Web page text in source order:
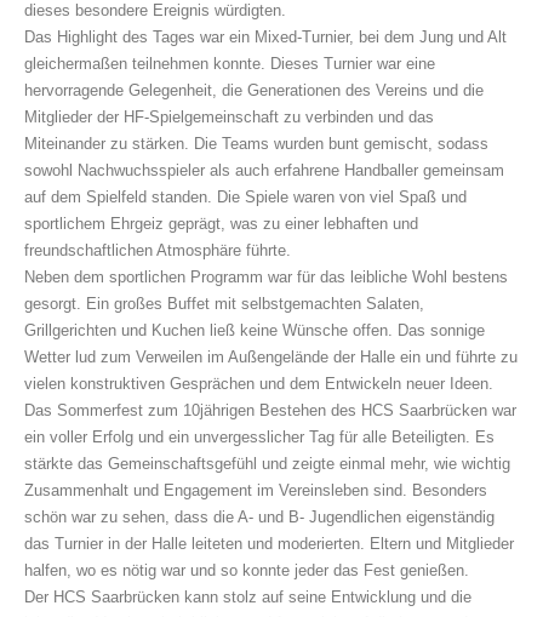
dieses besondere Ereignis würdigten.
Das Highlight des Tages war ein Mixed-Turnier, bei dem Jung und Alt
gleichermaßen teilnehmen konnte. Dieses Turnier war eine
hervorragende Gelegenheit, die Generationen des Vereins und die
Mitglieder der HF-Spielgemeinschaft zu verbinden und das
Miteinander zu stärken. Die Teams wurden bunt gemischt, sodass
sowohl Nachwuchsspieler als auch erfahrene Handballer gemeinsam
auf dem Spielfeld standen. Die Spiele waren von viel Spaß und
sportlichem Ehrgeiz geprägt, was zu einer lebhaften und
freundschaftlichen Atmosphäre führte.
Neben dem sportlichen Programm war für das leibliche Wohl bestens
gesorgt. Ein großes Buffet mit selbstgemachten Salaten,
Grillgerichten und Kuchen ließ keine Wünsche offen. Das sonnige
Wetter lud zum Verweilen im Außengelände der Halle ein und führte zu
vielen konstruktiven Gesprächen und dem Entwickeln neuer Ideen.
Das Sommerfest zum 10jährigen Bestehen des HCS Saarbrücken war
ein voller Erfolg und ein unvergesslicher Tag für alle Beteiligten. Es
stärkte das Gemeinschaftsgefühl und zeigte einmal mehr, wie wichtig
Zusammenhalt und Engagement im Vereinsleben sind. Besonders
schön war zu sehen, dass die A- und B- Jugendlichen eigenständig
das Turnier in der Halle leiteten und moderierten. Eltern und Mitglieder
halfen, wo es nötig war und so konnte jeder das Fest genießen.
Der HCS Saarbrücken kann stolz auf seine Entwicklung und die